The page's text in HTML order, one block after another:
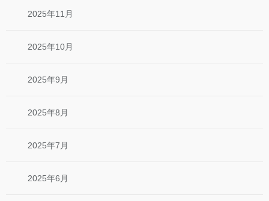
2025年11月
2025年10月
2025年9月
2025年8月
2025年7月
2025年6月